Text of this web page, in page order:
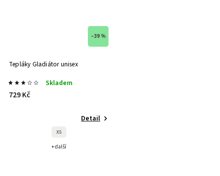
–39 %
Tepláky Gladiátor unisex
Skladem
729 Kč
Detail
XS
+ další